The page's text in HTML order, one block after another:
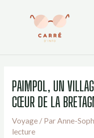
PAIMPOL, UN
CŒUR DE LA
Voyage/ Par Anne-
lecture